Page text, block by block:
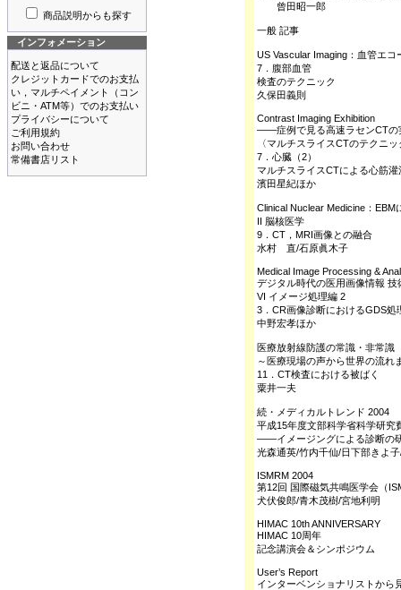
商品説明からも探す
インフォメーション
配送と返品について
クレジットカードでのお支払
い，マルチペイメント（コン
ビニ・ATM等）でのお支払い
プライバシーについて
ご利用規約
お問い合わせ
常備書店リスト
曾田昭一郎
一般 記事
US Vascular Imaging：血管エ
7．腹部血管
検査のテクニック
久保田義則
Contrast Imaging Exhibition
――症例で見る高速ラセンCTの
〈マルチスライスCTのテクニ
7．心臓（2）
マルチスライスCTによる心筋灌
濱田星紀ほか
Clinical Nuclear Medicine：EBM
II 脳核医学
9．CT，MRI画像との融合
水村 直/石原眞木子
Medical Image Processing &
デジタル時代の医用画像情報 技
VI イメージ処理編 2
3．CR画像診断におけるGDS処
中野宏孝ほか
医療放射線防護の常識・非常識
～医療現場の声から世界の流れ
11．CT検査における被ばく
粟井一夫
続・メディカルトレンド 2004
平成15年度文部科学省科学研究
――イメージングによる診断の
光森通英/竹内千仙/日下部きよ
ISMRM 2004
第12回 国際磁気共鳴医学会（
犬伏俊郎/青木茂樹/宮地利明
HIMAC 10th ANNIVERSARY
HIMAC 10周年
記念講演会＆シンポジウム
User’s Report
インターベンショナリストから